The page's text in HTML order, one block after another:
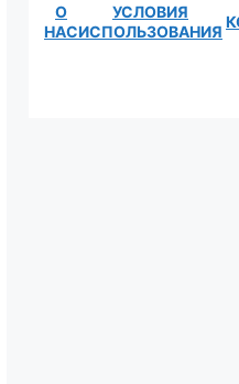
О
НАС
УСЛОВИЯ
ИСПОЛЬЗОВАНИЯ